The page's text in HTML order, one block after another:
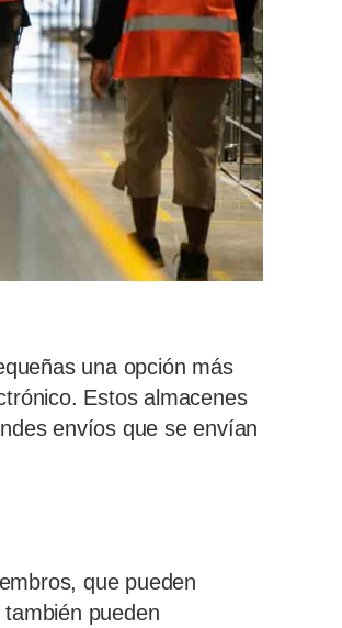
una opción más
Estos almacenes
envíos que se envían
que pueden
pueden